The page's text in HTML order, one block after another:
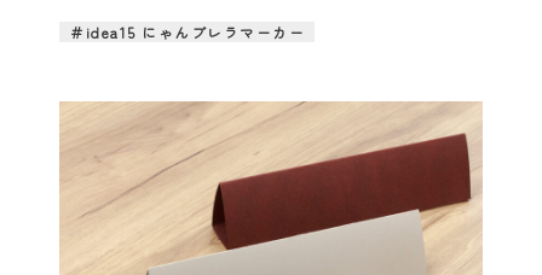
＃idea15 にゃんブレラマーカー